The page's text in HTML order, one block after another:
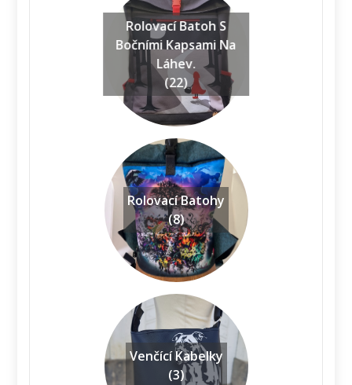
Rolovací Batoh S
Bočními Kapsami Na
Láhev.
(22)
Rolovací Batohy
(8)
Venčící Kabelky
(3)